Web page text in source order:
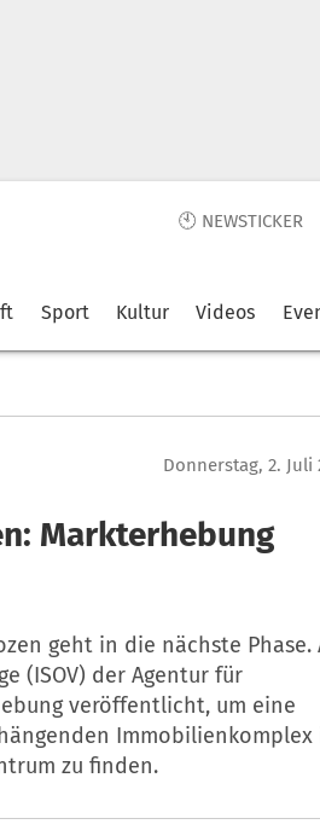
🕙 NEWSTICKER
Sport Kultur Videos
Donnerstag, 2. Juli
Markterhebung
geht in die nächste Phase.
(ISOV) der Agentur für
veröffentlicht, um eine
Immobilienkomplex
zu finden.